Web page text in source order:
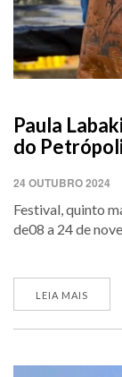
Paula
do
24 OUTUBRO 2024
Festival, quinto
de08 a 24 de
LEIA MAIS